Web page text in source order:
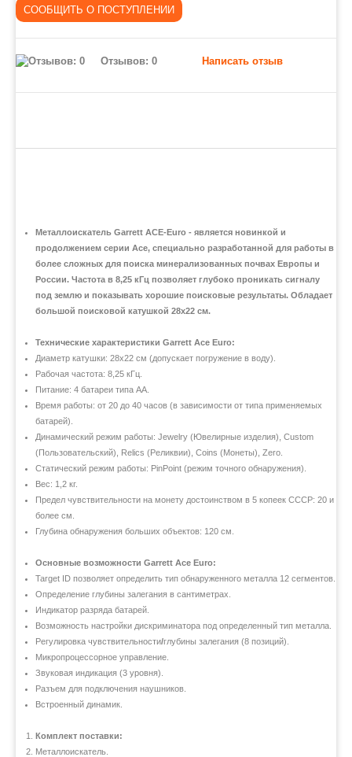
Отзывов: 0 Написать отзыв
Металлоискатель Garrett ACE-Euro - является новинкой и
продолжением серии Ace, специально разработанной для работы в
более сложных для поиска минерализованных почвах Европы и
России. Частота в 8,25 кГц позволяет глубоко проникать сигналу
под землю и показывать хорошие поисковые результаты. Обладает
большой поисковой катушкой 28х22 см.
Технические характеристики Garrett Ace Euro:
Диаметр катушки: 28x22 см (допускает погружение в воду).
Рабочая частота: 8,25 кГц.
Питание: 4 батареи типа АА.
Время работы: от 20 до 40 часов (в зависимости от типа применяемых
батарей).
Динамический режим работы: Jewelry (Ювелирные изделия), Custom
(Пользовательский), Relics (Реликвии), Coins (Монеты), Zero.
Статический режим работы: PinPoint (режим точного обнаружения).
Вес: 1,2 кг.
Предел чувствительности на монету достоинством в 5 копеек СССР: 20 и
более см.
Глубина обнаружения больших объектов: 120 см.
Основные возможности Garrett Ace Euro:
Target ID позволяет определить тип обнаруженного металла 12 сегментов.
Определение глубины залегания в сантиметрах.
Индикатор разряда батарей.
Возможность настройки дискриминатора под определенный тип металла.
Регулировка чувствительности/глубины залегания (8 позиций).
Микропроцессорное управление.
Звуковая индикация (3 уровня).
Разъем для подключения наушников.
Встроенный динамик.
Комплект поставки:
Металлоискатель.